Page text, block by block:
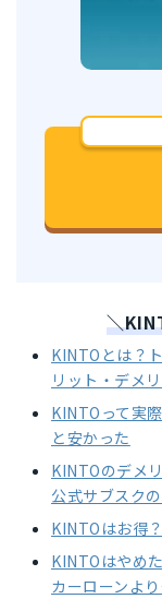
＼
KINTOとは？
リット・デメ
KINTOって実
と安かった
KINTOのデメ
公式サブスク
KINTOはお得
KINTOはやめ
カーローンよ